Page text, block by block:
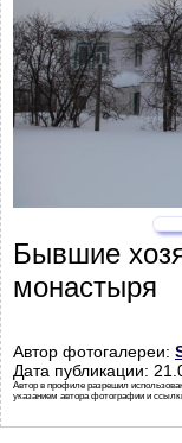
Бывшие
монастыря
Автор фотогалереи:
Дата публикации:
Автор в профиле разрешил
указанием автора фотографии и